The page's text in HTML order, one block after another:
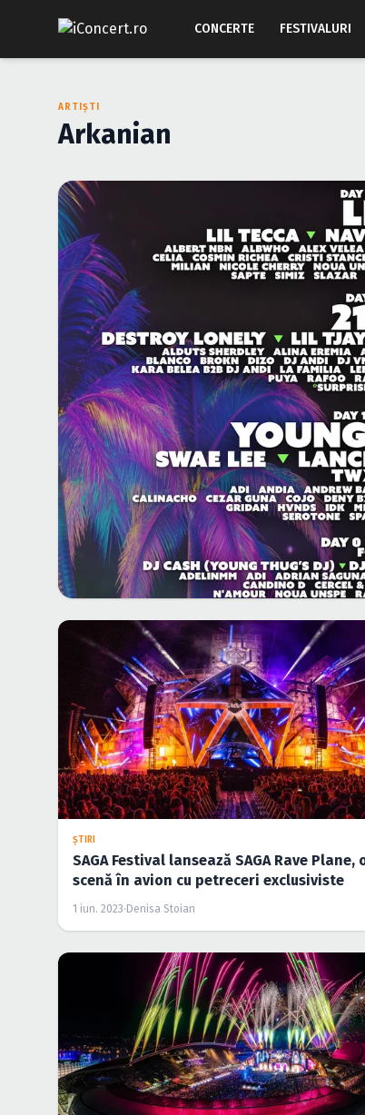
CONCERTE FESTIVALURI
ARTIȘTI
Arkanian
ŞTIRI
SAGA Festival lansează SAGA Rave Plane,
scenă în avion cu petreceri exclusiviste
1 iun. 2023·Denisa Stoian